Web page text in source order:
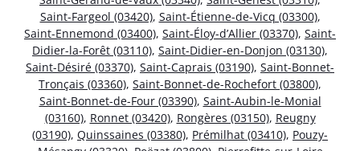
Saint-Fargeol (03420), Saint-Étienne-de-Vicq (03300),
Saint-Ennemond (03400), Saint-Éloy-d’Allier (03370), Saint-
Didier-la-Forêt (03110), Saint-Didier-en-Donjon (03130),
Saint-Désiré (03370), Saint-Caprais (03190), Saint-Bonnet-
Tronçais (03360), Saint-Bonnet-de-Rochefort (03800),
Saint-Bonnet-de-Four (03390), Saint-Aubin-le-Monial
(03160), Ronnet (03420), Rongères (03150), Reugny
(03190), Quinssaines (03380), Prémilhat (03410), Pouzy-